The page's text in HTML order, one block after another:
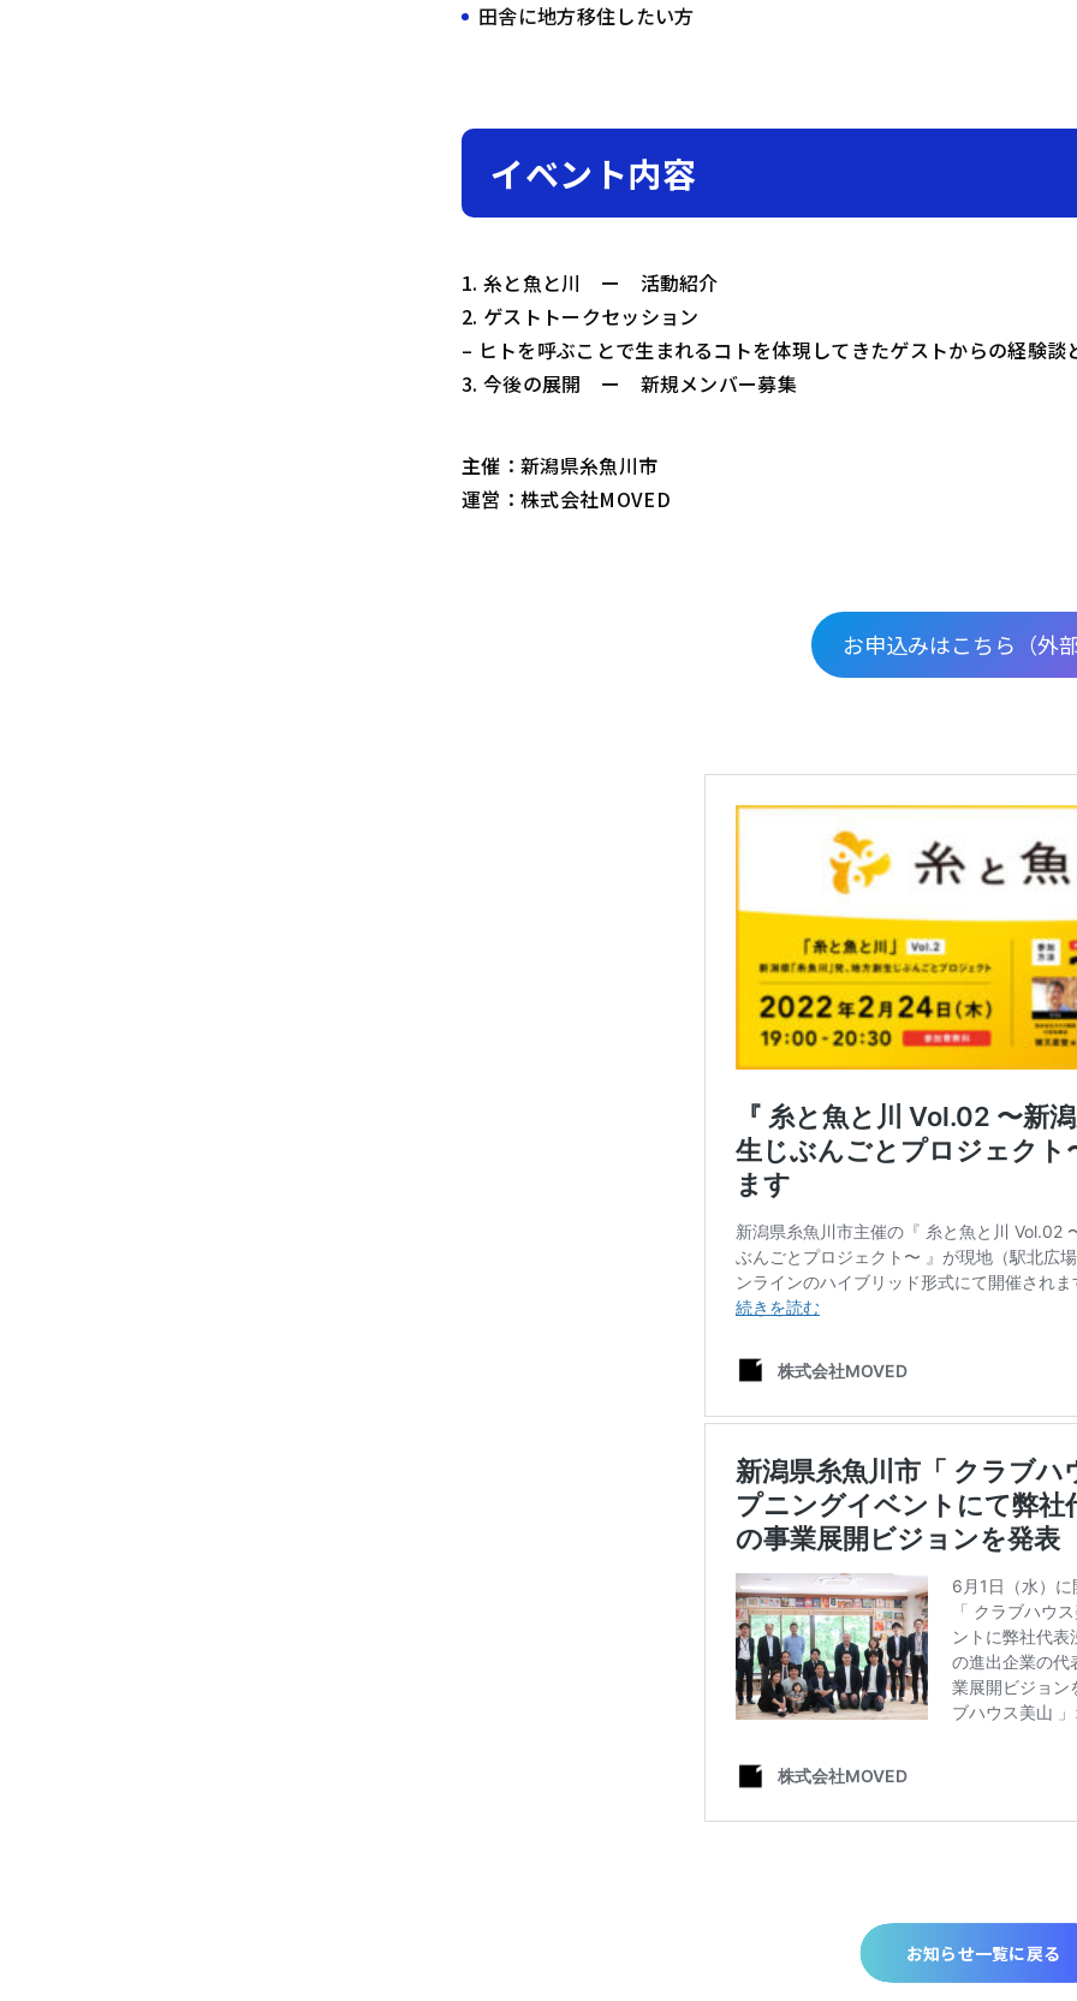
田舎に地方移住したい方
イベント内容
1. 糸と魚と川 ー 活動紹介
2. ゲストトークセッション
– ヒトを呼ぶことで生まれるコトを体現してきたゲストからの経験談
3. 今後の展開 ー 新規メンバー募集
主催：新潟県糸魚川市
運営：株式会社MOVED
お申込みはこちら（外部
お知らせ一覧に戻る